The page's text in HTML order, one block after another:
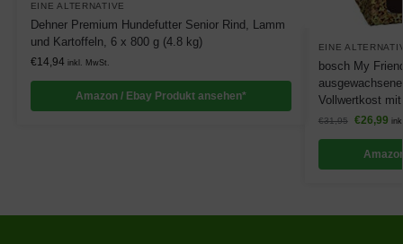
EINE ALTERNATIVE
Dehner Premium Hundefutter Senior Rind, Lamm
und Kartoffeln, 6 x 800 g (4.8 kg)
€14,94 inkl. MwSt.
Amazon / Ebay Produkt ansehen*
EINE
bosch My
Vollwertkost
€31,95 €26,99